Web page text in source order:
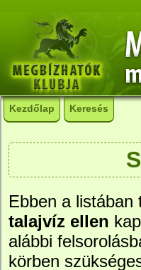
Kezdőlap Keresés
Ebben a
talajvíz ellen
alábbi
körben